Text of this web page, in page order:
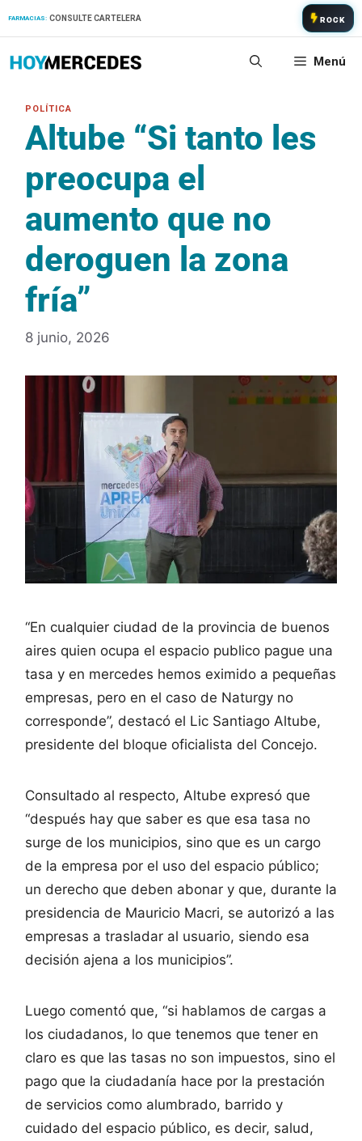
FARMACIAS: CONSULTE CARTELERA ROCK
Menú
Altube “Si tanto les
preocupa el
aumento que no
deroguen la zona
fría”
8 junio, 2026
“En cualquier ciudad de la provincia de buenos
aires quien ocupa el espacio publico pague una
tasa y en mercedes hemos eximido a pequeñas
empresas, pero en el caso de Naturgy no
corresponde”, destacó el Lic Santiago Altube,
presidente del bloque oficialista del Concejo.
Consultado al respecto, Altube expresó que
“después hay que saber es que esa tasa no
surge de los municipios, sino que es un cargo
de la empresa por el uso del espacio público;
un derecho que deben abonar y que, durante la
presidencia de Mauricio Macri, se autorizó a las
empresas a trasladar al usuario, siendo esa
decisión ajena a los municipios”.
Luego comentó que, “si hablamos de cargas a
los ciudadanos, lo que tenemos que tener en
claro es que las tasas no son impuestos, sino el
pago que la ciudadanía hace por la prestación
de servicios como alumbrado, barrido y
cuidado del espacio público, es decir, salud,